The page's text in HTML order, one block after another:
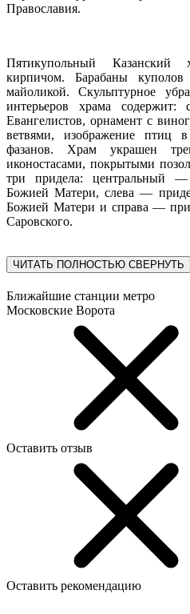
Православия.
Пятикупольный Казанский
кирпичом. Барабаны
майоликой. Скульптурное
интерьеров храма содержит:
Евангелистов, орнамент с
ветвями, изображение птиц
фазанов. Храм украшен
иконостасами, покрытыми
три придела: центральный
Божией Матери, слева —
Божией Матери и справа —
Саровского.
ЧИТАТЬ ПОЛНОСТЬЮ СВЕРНУТЬ
Ближайшие станции метро
Московские Ворота
Оставить отзыв
Оставить рекомендацию